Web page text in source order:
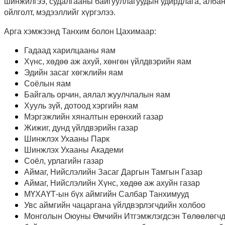
ойлголт, мэдээллийг хүргэлээ.
Арга хэмжээнд Танхим болон Цахимаар:
Гадаад харилцааны яам
Хүнс, хөдөө аж ахуй, хөнгөн үйлдвэрийн яам
Эдийн засаг хөгжлийн яам
Соёлын яам
Байгаль орчин, аялал жуулчлалын яам
Хууль зүй, дотоод хэргийн яам
Мэргэжлийн хяналтын ерөнхий газар
Жижиг, дунд үйлдвэрийн газар
Шинжлэх Ухааны Парк
Шинжлэх Ухааны Академи
Соёл, урлагийн газар
Аймаг, Нийслэлийн Засаг Даргын Тамгын Газар
Аймаг, Нийслэлийн Хүнс, хөдөө аж ахуйн газар
МҮХАҮТ-ын бүх аймгийн Салбар Танхимууд
Увс аймгийн чацаргана үйлдвэрлэгчдийн холбоо
Монголын Оюуны Өмчийн Итгэмжлэгдсэн